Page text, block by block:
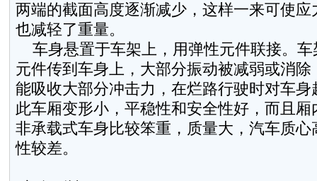
两端的截面高度逐渐减少，这样一来可使
也减轻了重量。
车身悬置于车架上，用弹性元件联接。车
元件传到车身上，大部分振动被减弱或消
能吸收大部分冲击力，在烂路行驶时对车
此车厢变形小，平稳性和安全性好，而且
非承载式车身比较笨重，质量大，汽车质
性较差。